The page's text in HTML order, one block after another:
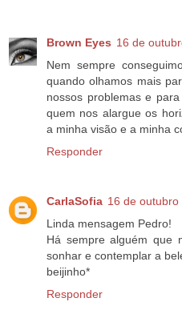
Brown Eyes 16 de
Nem sempre
quando olhamos mais
nossos problemas e
quem nos alargue os
a minha visão e a minha
Responder
CarlaSofia 16 de
Linda mensagem Pedro!
Há sempre alguém que
sonhar e contemplar a
beijinho*
Responder